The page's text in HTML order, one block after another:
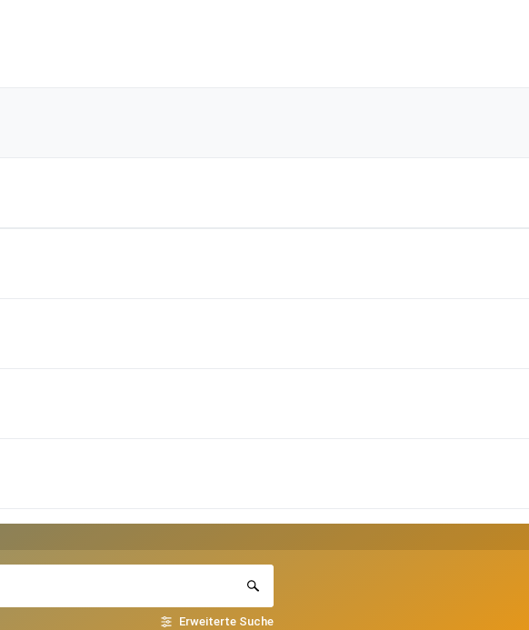
Erweiterte Suche